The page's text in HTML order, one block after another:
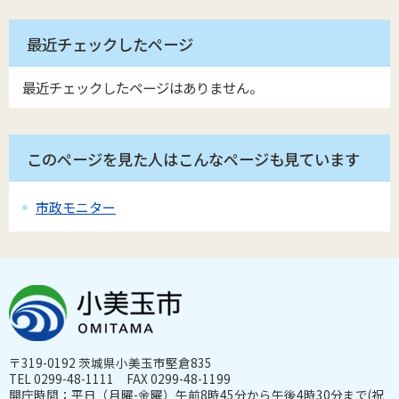
最近チェックしたページ
最近チェックしたページはありません。
このページを見た人はこんなページも見ています
市政モニター
〒319-0192 茨城県小美玉市堅倉835
TEL 0299-48-1111 FAX 0299-48-1199
開庁時間：平日（月曜-金曜）午前8時45分から午後4時30分まで(祝